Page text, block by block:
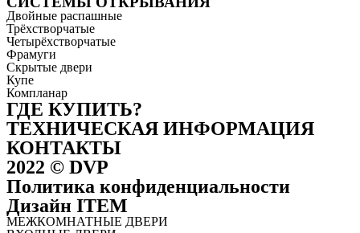
Двойные распашные
Трёхстворчатые
Четырёхстворчатые
Фрамуги
Скрытые двери
Купе
Компланар
ГДЕ КУПИТЬ?
ТЕХНИЧЕСКАЯ ИНФОРМАЦИЯ
КОНТАКТЫ
2022 © DVP
Политика конфиденциальности
Дизайн ITEM
МЕЖКОМНАТНЫЕ ДВЕРИ